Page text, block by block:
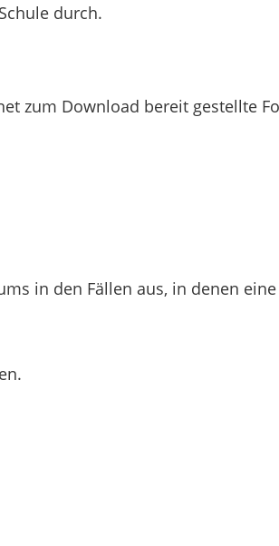
durch.
zum Download bereit gestellte
in den Fällen aus, in denen eine